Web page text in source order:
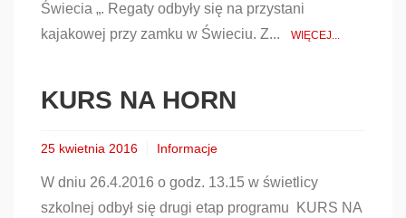
Świecia „. Regaty odbyły się na przystani
kajakowej przy zamku w Świeciu. Z...
WIĘCEJ...
KURS NA HORN
25 kwietnia 2016 Informacje
W dniu 26.4.2016 o godz. 13.15 w świetlicy
szkolnej odbył się drugi etap programu KURS NA